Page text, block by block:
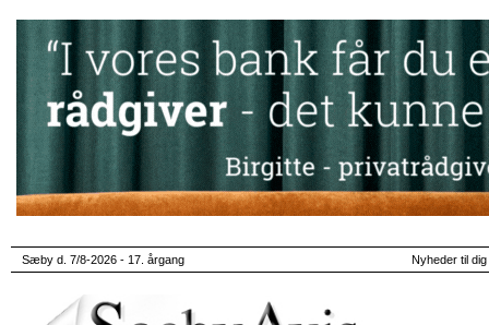
Sæby d. 7/8-2026 - 17. årgang Nyheder til